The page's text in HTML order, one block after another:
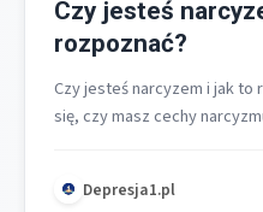
Czy jesteś
rozpoznać?
Czy jesteś narcyzem i jak to
się, czy masz cechy
Depresja1.pl